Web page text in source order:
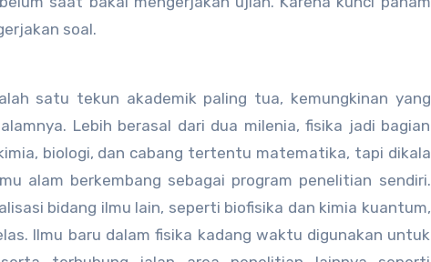
soal.
satu tekun akademik paling tua, kemungkinan yang
Lebih berasal dari dua milenia, fisika jadi bagian
biologi, dan cabang tertentu matematika, tapi dikala
alam berkembang sebagai program penelitian sendiri.
bidang ilmu lain, seperti biofisika dan kimia kuantum,
Ilmu baru dalam fisika kadang waktu digunakan untuk